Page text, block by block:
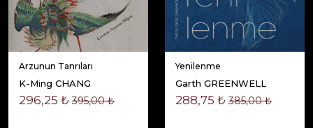
Arzunun Tanrıları
K-Ming CHANG
296,25 ₺ 395,00 ₺
Yenilenme
Garth GREENWELL
288,75 ₺ 385,00 ₺